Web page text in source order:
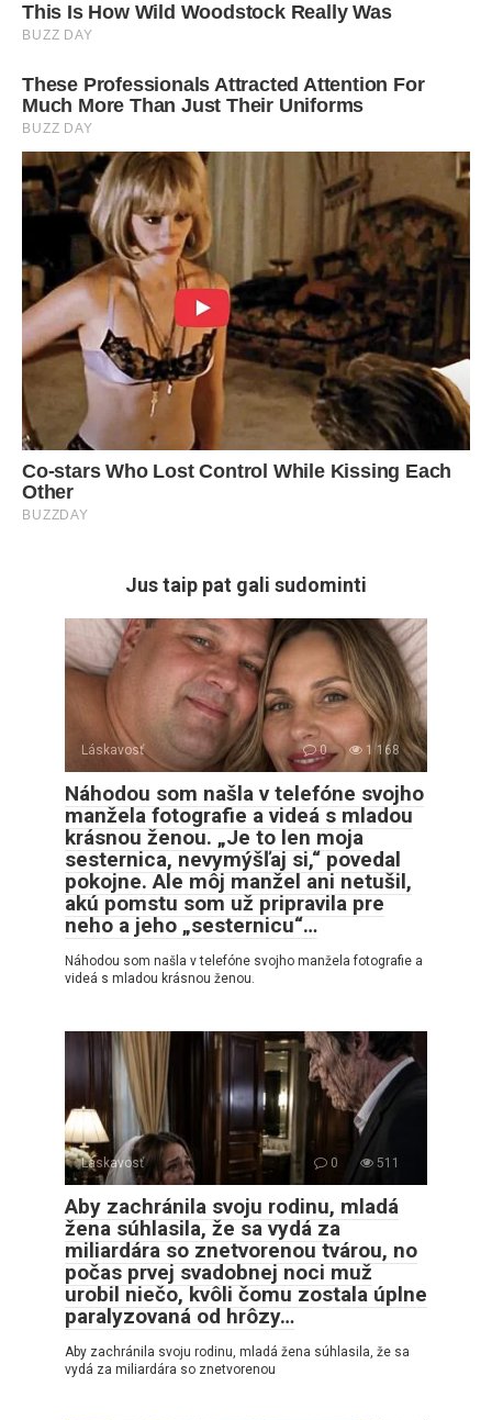
Jus taip pat gali sudominti
Láskavosť 0 1 168
Náhodou som našla v telefóne svojho
manžela fotografie a videá s mladou
krásnou ženou. „Je to len moja
sesternica, nevymýšľaj si,“ povedal
pokojne. Ale môj manžel ani netušil,
akú pomstu som už pripravila pre
neho a jeho „sesternicu“…
Náhodou som našla v telefóne svojho manžela fotografie a
videá s mladou krásnou ženou.
Láskavosť 0 511
Aby zachránila svoju rodinu, mladá
žena súhlasila, že sa vydá za
miliardára so znetvorenou tvárou, no
počas prvej svadobnej noci muž
urobil niečo, kvôli čomu zostala úplne
paralyzovaná od hrôzy…
Aby zachránila svoju rodinu, mladá žena súhlasila, že sa
vydá za miliardára so znetvorenou